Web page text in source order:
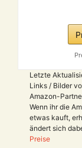
Letzte
Links / Bilder
Amazon-
Wenn ihr die
etwas kauft,
ändert sich
Preise